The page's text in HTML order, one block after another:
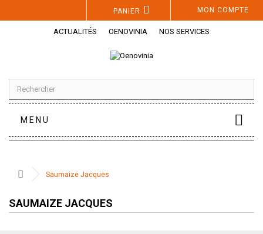
MON COMPTE
PANIER
ACTUALITÉS OENOVINIA NOS SERVICES
MENU
Saumaize Jacques
SAUMAIZE JACQUES